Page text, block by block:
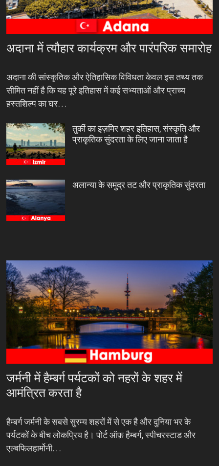
अदाना में त्यौहार कार्यक्रम और पारंपरिक समारोह
अदाना की सांस्कृतिक और ऐतिहासिक विविधता केवल इस तथ्य तक
सीमित नहीं है कि यह पूरे इतिहास में कई सभ्यताओं और प्राच्य
हस्तशिल्प का घर…
तुर्की का इज़मिर शहर इतिहास, संस्कृति और
प्राकृतिक सुंदरता के लिए जाना जाता है
अलान्या के समुद्र तट और प्राकृतिक सुंदरता
जर्मनी में हैम्बर्ग पर्यटकों को नहरों के शहर में
आमंत्रित करता है
हैम्बर्ग जर्मनी के सबसे सुरम्य शहरों में से एक है और दुनिया भर के
पर्यटकों के बीच लोकप्रिय है। पोर्ट ऑफ़ हैम्बर्ग, स्पीचरस्टाड और
एल्बफिलहार्मोनी…